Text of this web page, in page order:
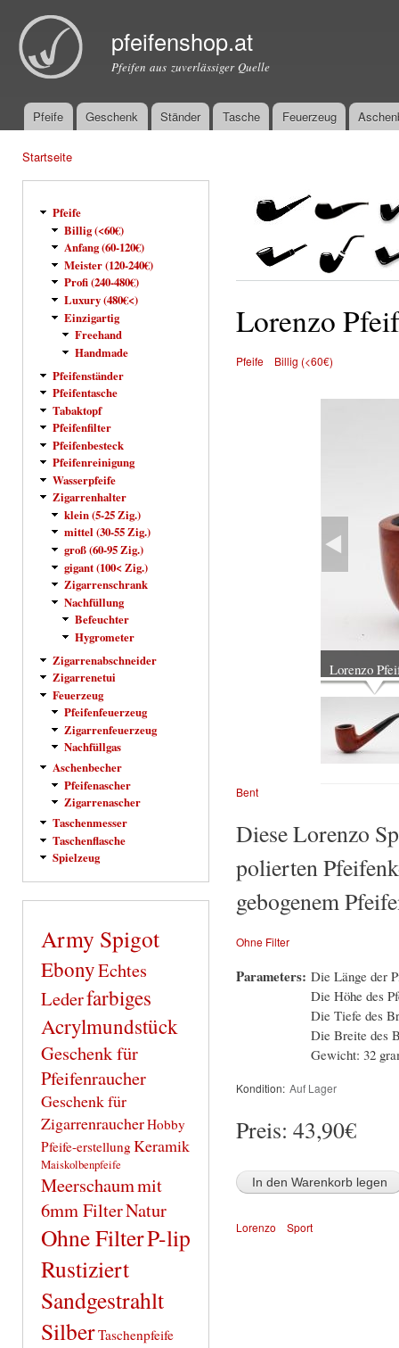
pfeifenshop.at
Pfeifen aus zuverlässiger Quelle
Hauptmenü
Pfeife Geschenk Ständer Tasche Feuerzeug
Startseite
Pfeife
Billig (<60€)
Anfang (60-120€)
Meister (120-240€)
Profi (240-480€)
Luxury (480€<)
Einzigartig
Freehand
Handmade
Pfeifenständer
Pfeifentasche
Tabaktopf
Pfeifenfilter
Pfeifenbesteck
Pfeifenreinigung
Wasserpfeife
Zigarrenhalter
klein (5-25 Zig.)
mittel (30-55 Zig.)
groß (60-95 Zig.)
gigant (100< Zig.)
Zigarrenschrank
Nachfüllung
Befeuchter
Hygrometer
Zigarrenabschneider
Zigarrenetui
Feuerzeug
Pfeifenfeuerzeug
Zigarrenfeuerzeug
Nachfüllgas
Aschenbecher
Pfeifenascher
Zigarrenascher
Taschenmesser
Taschenflasche
Spielzeug
Army Spigot
EbonyEchtes
Lederfarbiges
Acrylmundstück
Geschenk für
Pfeifenraucher
Geschenk für
ZigarrenraucherHobby
Pfeife-erstellungKeramik
Maiskolbenpfeife
Meerschaummit
6mm FilterNatur
Ohne FilterP-lip
Rustiziert
Sandgestrahlt
SilberTaschenpfeife
Lorenzo
Pfeife Billig (<60€)
Lorenzo
Bent
Diese Lorenzo
polierten
gebogenem
Ohne Filter
Parameters: Die Länge der
Die Höhe des
Die Tiefe des
Die Breite des
Gewicht: 32
Kondition: Auf Lager
Preis: 43,90€
Lorenzo Sport